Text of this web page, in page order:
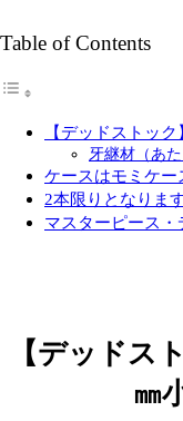
Table of Contents
【デッドストッ
牙継材（あ
ケースはモミケー
2本限りとなりま
マスターピース
【デッドス
㎜